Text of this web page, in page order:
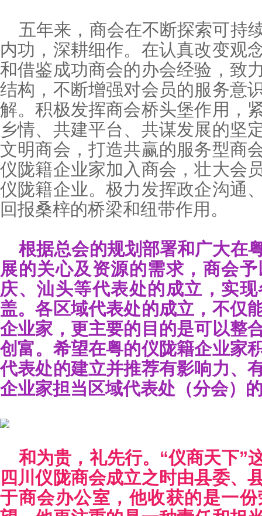
五年来，商会在不断探索可持
内功，深耕细作。在认真改变观
和借鉴成功商会的办会经验，致
结构，不断增强对会员的服务意
解。积极发挥商会桥头堡作用，
乡情、共建平台、共谋发展的坚
文明商会，打造共赢的服务型商
仪陇籍企业家加入商会，壮大会
仪陇籍企业。极力发挥政企沟通
回报桑梓的桥梁和纽带作用。
根据总会的规划部署和广大在
展的关心及资源的需求，商会
庆、汕头等代表处的成立，实
盖。各区域代表处的成立，不仅
企业家，更主要的目的是可以整
创富。希望在粤的仪陇籍企业家
代表处的建立并推荐有影响力、
企业家担当区域代表处（分会）
和为贵，礼先行。“仪商天下”
四川仪陇商会成立之时由县委、
于商会办公室，他收获的是一